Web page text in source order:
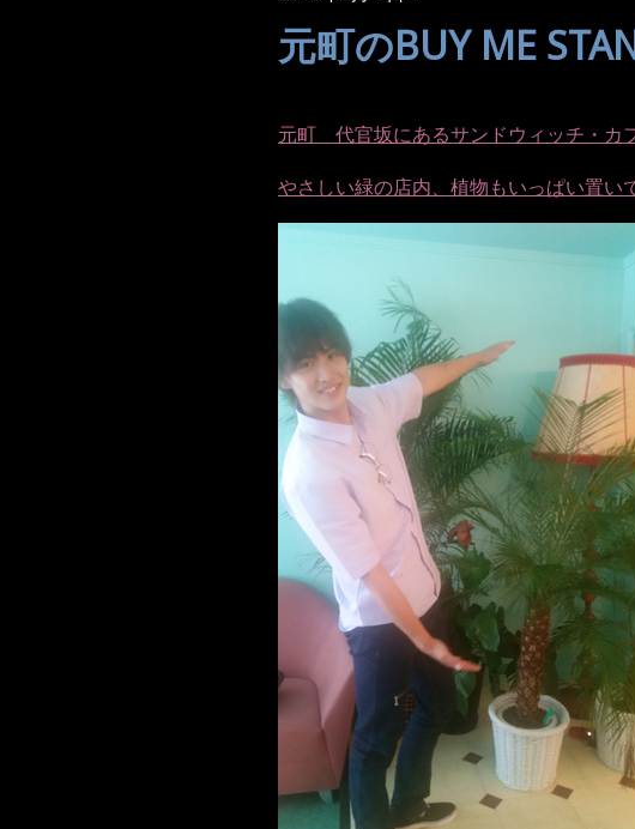
元町のBUY ME
元町 代官坂にあるサンドウィッチ・カ
やさしい緑の店内、植物もいっぱい置い